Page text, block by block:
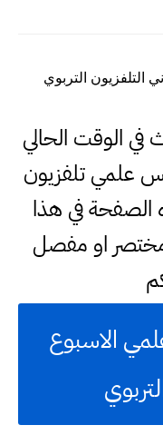
التلفزيون التربوي
في الوقت الحالي
علمي تلفزيون
الصفحة في هذا
او مفصل
الاسبوع